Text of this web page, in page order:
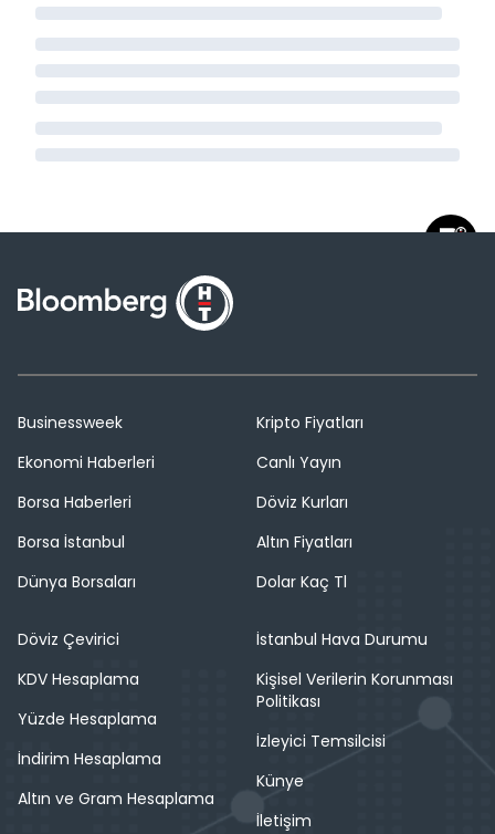
Businessweek
Ekonomi Haberleri
Borsa Haberleri
Borsa İstanbul
Dünya Borsaları
Kripto Fiyatları
Canlı Yayın
Döviz Kurları
Altın Fiyatları
Dolar Kaç Tl
Döviz Çevirici
KDV Hesaplama
Yüzde Hesaplama
İndirim Hesaplama
Altın ve Gram Hesaplama
İstanbul Hava Durumu
Kişisel Verilerin Korunması
Politikası
İzleyici Temsilcisi
Künye
İletişim